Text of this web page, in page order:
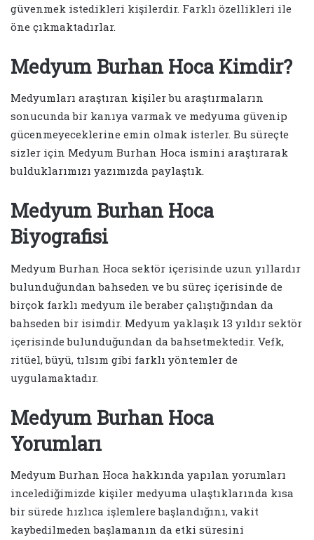
güvenmek istedikleri kişilerdir. Farklı özellikleri ile
öne çıkmaktadırlar.
Medyum Burhan Hoca Kimdir?
Medyumları araştıran kişiler bu araştırmaların
sonucunda bir kanıya varmak ve medyuma güvenip
gücenmeyeceklerine emin olmak isterler. Bu süreçte
sizler için Medyum Burhan Hoca ismini araştırarak
bulduklarımızı yazımızda paylaştık.
Medyum Burhan Hoca
Biyografisi
Medyum Burhan Hoca sektör içerisinde uzun yıllardır
bulunduğundan bahseden ve bu süreç içerisinde de
birçok farklı medyum ile beraber çalıştığından da
bahseden bir isimdir. Medyum yaklaşık 13 yıldır sektör
içerisinde bulunduğundan da bahsetmektedir. Vefk,
ritüel, büyü, tılsım gibi farklı yöntemler de
uygulamaktadır.
Medyum Burhan Hoca
Yorumları
Medyum Burhan Hoca hakkında yapılan yorumları
incelediğimizde kişiler medyuma ulaştıklarında kısa
bir sürede hızlıca işlemlere başlandığını, vakit
kaybedilmeden başlamanın da etki süresini